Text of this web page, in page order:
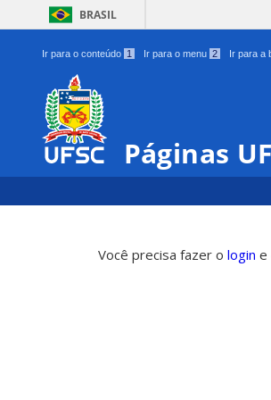
BRASIL
Ir para o conteúdo 1 Ir para o menu 2 Ir para a
Páginas
Você precisa fazer o login e